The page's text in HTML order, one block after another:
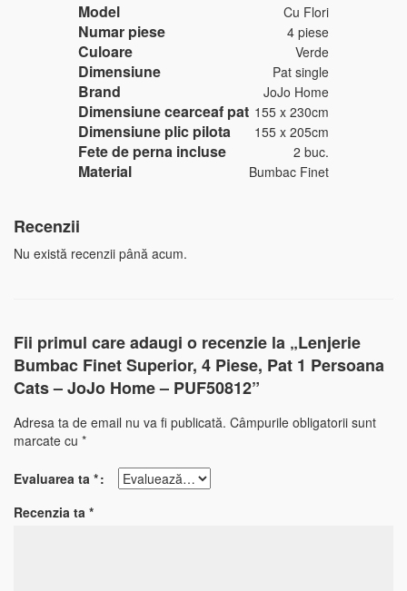
Model Cu Flori
Numar piese 4 piese
Culoare Verde
Dimensiune Pat single
Brand JoJo Home
Dimensiune cearceaf pat 155 x 230cm
Dimensiune plic pilota 155 x 205cm
Fete de perna incluse 2 buc.
Material Bumbac Finet
Recenzii
Nu există recenzii până acum.
Fii primul care adaugi o recenzie la „Lenjerie
Bumbac Finet Superior, 4 Piese, Pat 1 Persoana
Cats – JoJo Home – PUF50812”
Adresa ta de email nu va fi publicată. Câmpurile obligatorii sunt
marcate cu *
Evaluarea ta *
Recenzia ta *